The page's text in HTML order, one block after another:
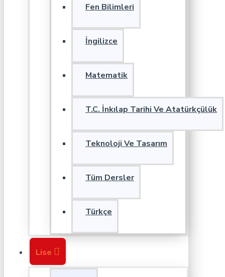
Fen Bilimleri
İngilizce
Matematik
T.C. İnkılap Tarihi Ve Atatürkçülük
Teknoloji Ve Tasarım
Tüm Dersler
Türkçe
Lise